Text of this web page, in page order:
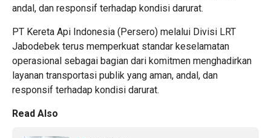
andal, dan responsif terhadap kondisi darurat.
PT Kereta Api Indonesia (Persero) melalui Divisi LRT
Jabodebek terus memperkuat standar keselamatan
operasional sebagai bagian dari komitmen menghadirkan
layanan transportasi publik yang aman, andal, dan
responsif terhadap kondisi darurat.
Read Also